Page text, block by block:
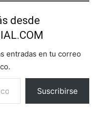
desde
entradas en tu correo
Suscribirse